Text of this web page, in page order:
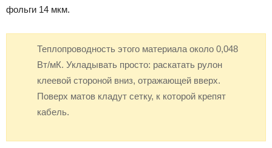
фольги 14 мкм.
Теплопроводность этого материала около 0,048
Вт/мК. Укладывать просто: раскатать рулон
клеевой стороной вниз, отражающей вверх.
Поверх матов кладут сетку, к которой крепят
кабель.